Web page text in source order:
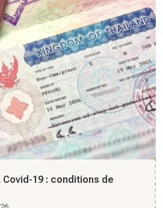
19 : conditions de